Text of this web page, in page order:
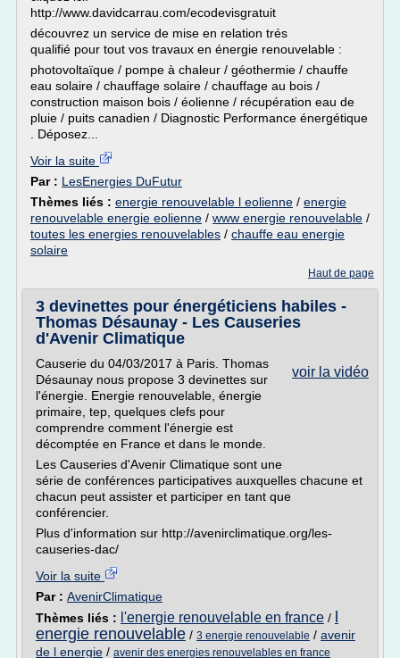
http://www.davidcarrau.com/ecodevisgratuit
découvrez un service de mise en relation trés
qualifié pour tout vos travaux en énergie renouvelable :
photovoltaïque / pompe à chaleur / géothermie / chauffe
eau solaire / chauffage solaire / chauffage au bois /
construction maison bois / éolienne / récupération eau de
pluie / puits canadien / Diagnostic Performance énergétique
. Déposez...
Voir la suite
Par : LesEnergies DuFutur
Thèmes liés : energie renouvelable l eolienne / energie
renouvelable energie eolienne / www energie renouvelable /
toutes les energies renouvelables / chauffe eau energie
solaire
Haut de page
3 devinettes pour énergéticiens habiles -
Thomas Désaunay - Les Causeries
d'Avenir Climatique
voir la vidéo
Causerie du 04/03/2017 à Paris. Thomas
Désaunay nous propose 3 devinettes sur
l'énergie. Energie renouvelable, énergie
primaire, tep, quelques clefs pour
comprendre comment l'énergie est
décomptée en France et dans le monde.
Les Causeries d'Avenir Climatique sont une
série de conférences participatives auxquelles chacune et
chacun peut assister et participer en tant que
conférencier.
Plus d'information sur http://avenirclimatique.org/les-
causeries-dac/
Voir la suite
Par : AvenirClimatique
Thèmes liés : l'energie renouvelable en france /
energie renouvelable / 3 energie renouvelable / avenir
de l energie / avenir des energies renouvelables en france